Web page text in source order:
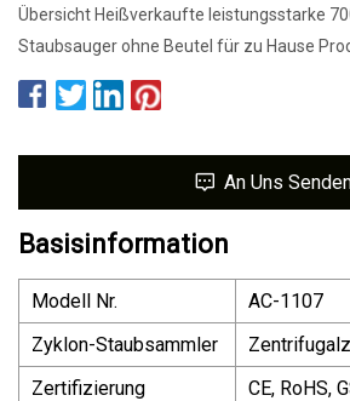
Übersicht Heißverkaufte leistungsstarke
Staubsauger ohne Beutel für zu Hause
An Uns
Basisinformation
Modell Nr.
AC-1107
Zyklon-Staubsammler
Zertifizierung
CE, RoHS,